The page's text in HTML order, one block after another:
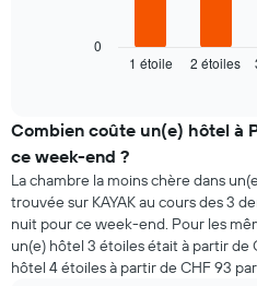
dessous
moyen
d'une
chambre
pour
ce
soir,
calculé
sur
1 étoile 2 étoiles
0
Combien coûte un(e) hôtel à
ce week-end ?
La chambre la moins chère dans
trouvée sur KAYAK au cours des 3
nuit pour ce week-end. Pour les
un(e) hôtel 3 étoiles était à partir de
hôtel 4 étoiles à partir de CHF 93